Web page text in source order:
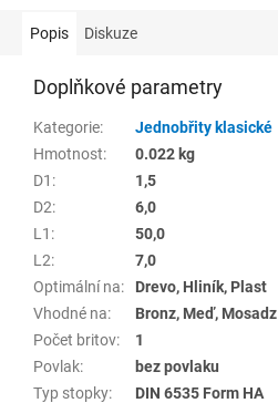
Popis Diskuze
Doplňkové parametry
Kategorie:
Jednobřity klasické
Hmotnost:
0.022 kg
D1 :
1,5
D2:
6,0
L1 :
50,0
L2:
7,0
Optimální na:
Drevo, Hliník, Plast
Vhodné na:
Bronz, Meď, Mosadz
Počet britov:
1
Povlak:
bez povlaku
Typ stopky: DIN 6535 Form HA